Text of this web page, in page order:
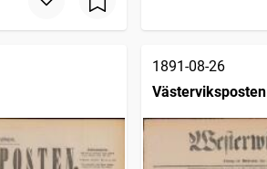
1891-08-26
Västerviksposten